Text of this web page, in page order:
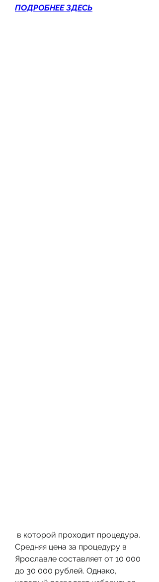
ПОДРОБНЕЕ ЗДЕСЬ
Средняя цена за процедуру в
Ярославле составляет от 10 000
до 30 000 рублей. Однако,